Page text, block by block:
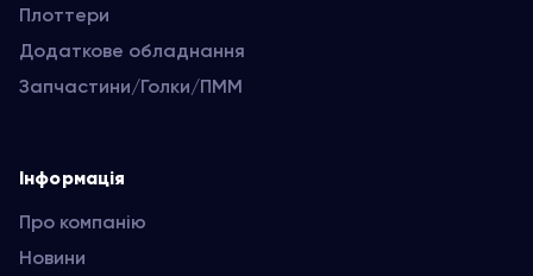
Плоттери
Додаткове обладнання
Запчастини/Голки/ПММ
Інформація
Про компанію
Новини